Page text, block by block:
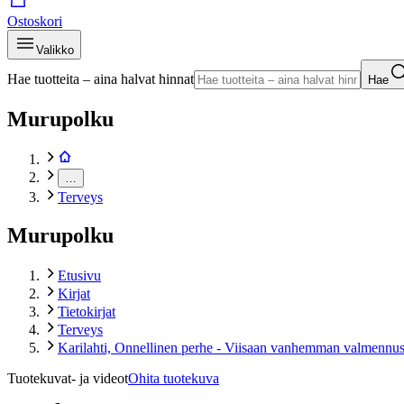
Ostoskori
Valikko
Hae tuotteita – aina halvat hinnat Hae
Murupolku
Terveys
Murupolku
Etusivu
Kirjat
Tietokirjat
Terveys
Karilahti, Onnellinen perhe - Viisaan vanhemman
Tuotekuvat- ja videotOhita tuotekuva